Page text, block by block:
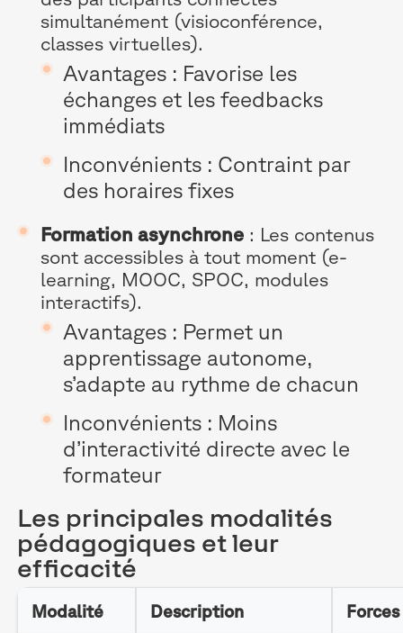
simultanément (visioconférence,
classes virtuelles).
Avantages : Favorise les
échanges et les feedbacks
immédiats
Inconvénients : Contraint par
des horaires fixes
Formation asynchrone: Les contenus
sont accessibles à tout moment (e-
learning, MOOC, SPOC, modules
interactifs).
Avantages : Permet un
apprentissage autonome,
s’adapte au rythme de chacun
Inconvénients : Moins
d’interactivité directe avec le
formateur
Les principales modalités
pédagogiques et leur
efficacité
Modalité Description Forces